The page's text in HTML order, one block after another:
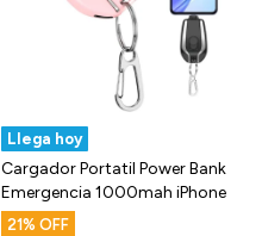
Llega hoy
Cargador Portatil Power Bank
Emergencia 1000mah iPhone
21